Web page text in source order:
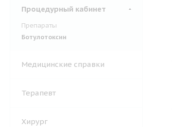
Процедурный кабинет
Препараты
Ботулотоксин
Медицинские справки
Терапевт
Хирург